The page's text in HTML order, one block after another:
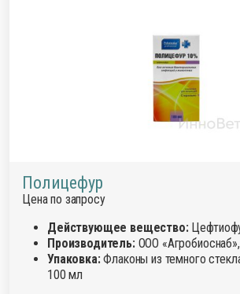
Полицефур
Цена по запросу
Действующее вещество:
Производитель:ООО
Упаковка:Флаконы из темного
100 мл